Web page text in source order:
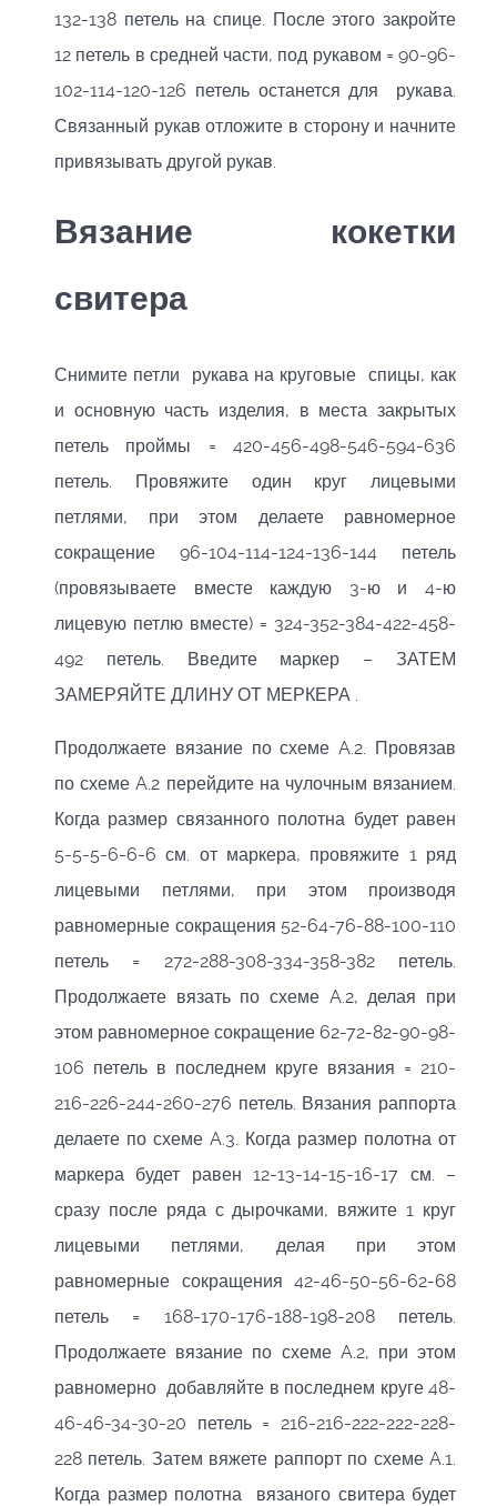
132-138 петель на спице. После этого закройте
12 петель в средней части, под рукавом = 90-96-
102-114-120-126 петель останется для рукава.
Связанный рукав отложите в сторону и начните
привязывать другой рукав.
Вязание кокетки
свитера
Снимите петли рукава на круговые спицы, как
и основную часть изделия, в места закрытых
петель проймы = 420-456-498-546-594-636
петель. Провяжите один круг лицевыми
петлями, при этом делаете равномерное
сокращение 96-104-114-124-136-144 петель
(провязываете вместе каждую 3-ю и 4-ю
лицевую петлю вместе) = 324-352-384-422-458-
492 петель. Введите маркер – ЗАТЕМ
ЗАМЕРЯЙТЕ ДЛИНУ ОТ МЕРКЕРА .
Продолжаете вязание по схеме A.2. Провязав
по схеме A.2 перейдите на чулочным вязанием.
Когда размер связанного полотна будет равен
5-5-5-6-6-6 см. от маркера, провяжите 1 ряд
лицевыми петлями, при этом производя
равномерные сокращения 52-64-76-88-100-110
петель = 272-288-308-334-358-382 петель.
Продолжаете вязать по схеме A.2, делая при
этом равномерное сокращение 62-72-82-90-98-
106 петель в последнем круге вязания = 210-
216-226-244-260-276 петель. Вязания раппорта
делаете по схеме A.3. Когда размер полотна от
маркера будет равен 12-13-14-15-16-17 см. –
сразу после ряда с дырочками, вяжите 1 круг
лицевыми петлями, делая при этом
равномерные сокращения 42-46-50-56-62-68
петель = 168-170-176-188-198-208 петель.
Продолжаете вязание по схеме A.2, при этом
равномерно добавляйте в последнем круге 48-
46-46-34-30-20 петель = 216-216-222-222-228-
228 петель. Затем вяжете раппорт по схеме A.1.
Когда размер полотна вязаного свитера будет